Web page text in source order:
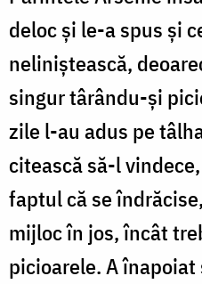
deloc şi le-a spus şi
neliniştească,
singur târându-şi
zile l-au adus pe
citească să-l
faptul că se
mijloc în jos, încât
picioarele. A